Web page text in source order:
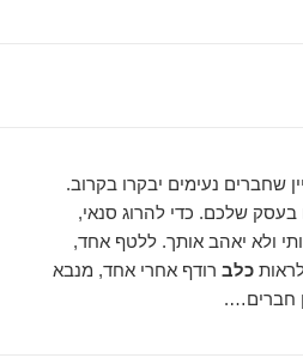
שחברים נעימים יבקרו בקרוב.
שלכם. כדי להרוג סנאי,
ולא יאהב אותך. ללטף אחד,
כלב רודף אחרי אחד, מנבא
חברים….